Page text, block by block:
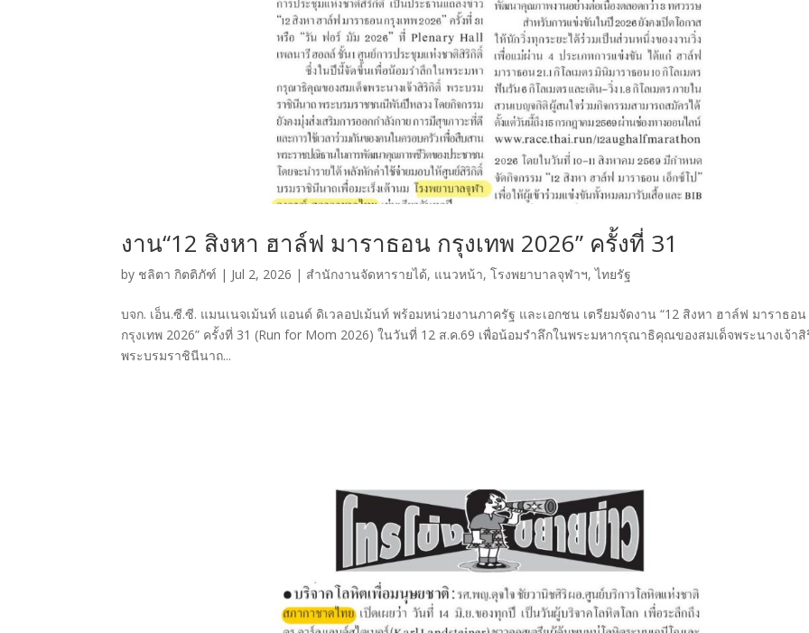
งาน“12 สิงหา ฮาล์ฟ มาราธอน กรุงเทพ 2026” ครั้งที่ 31
by ชลิตา กิตติภัฑ์ | Jul 2, 2026 | สำนักงานจัดหารายได้, แนวหน้า,โรงพยาบาลจุฬาฯ,ไทยรัฐ
บจก. เอ็น.ซี.ซี. แมนเนจเม้นท์ แอนด์ ดิเวลอปเม้นท์ พร้อมหน่วยงานภาครัฐ และเอกชน เตรียมจัดงาน “12 สิงหา ฮาล์ฟ มาราธอน
กรุงเทพ 2026” ครั้งที่ 31 (Run for Mom 2026) ในวันที่ 12 ส.ค.69 เพื่อน้อมรำลึกในพระมหากรุณาธิคุณของสมเด็จพระนางเจ้า
พระบรมราชินีนาถ...